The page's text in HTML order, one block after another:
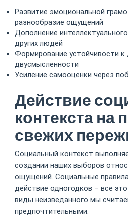
Развитие эмоциональной
разнообразие ощущений
Дополнение
других людей
Формирование устойчивости к
двусмысленности
Усиление самооценки через
Действие
контекста на
свежих
Социальный контекст
создании наших выборов
ощущений. Социальные
действие одногодков – все
виды неизведанного мы
предпочтительными.